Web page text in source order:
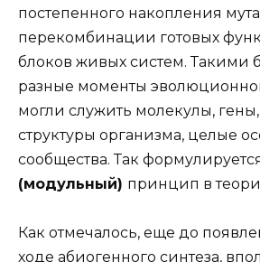
постепенного накопления
перекомбинации готовых
блоков живых систем. Такими
разные моменты
могли служить молекулы,
структуры организма, целые
сообщества. Так
(модульный) принцип в
Как отмечалось, еще до
ходе абиогенного синтеза,